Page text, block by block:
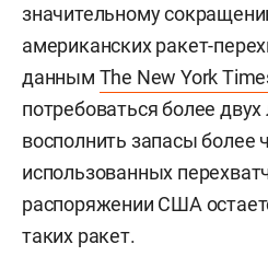
значительному
американских ракет-
данным The New York
потребоваться более
восполнить запасы более
использованных
распоряжении США
таких ракет.